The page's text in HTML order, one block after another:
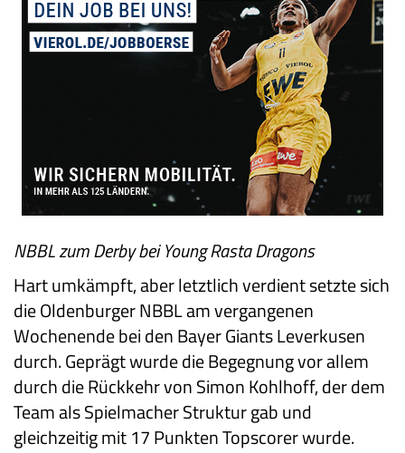
NBBL zum Derby bei Young Rasta Dragons
Hart umkämpft, aber letztlich verdient setzte sich
die Oldenburger NBBL am vergangenen
Wochenende bei den Bayer Giants Leverkusen
durch. Geprägt wurde die Begegnung vor allem
durch die Rückkehr von Simon Kohlhoff, der dem
Team als Spielmacher Struktur gab und
gleichzeitig mit 17 Punkten Topscorer wurde.